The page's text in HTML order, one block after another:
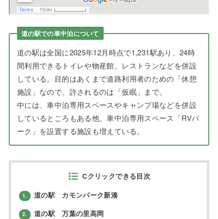
道の駅での車中泊について
道の駅は全国に2025年12月時点で1,231駅あり、24時
間利用できるトイレや物産館、レストランなどを併設
している。目的はあくまで道路利用者のための「休憩
施設」なので、許されるのは「仮眠」まで。
中には、車中泊専用スペースやキャンプ場などを併設
しているところもある他、車中泊専用スペース「RVパ
ーク」を設置する施設も増えている。
Cクリックできる目次
1. 道の駅 カモンパーク新湊
2. 道の駅 万葉の里高岡